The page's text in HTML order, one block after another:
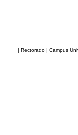
| Rectorado | Campus